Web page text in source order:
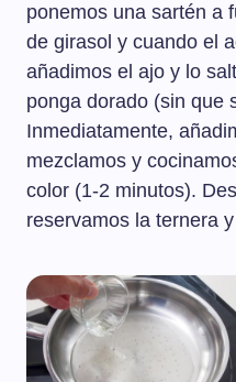
ponemos una sartén a
de girasol y cuando el
añadimos el ajo y lo
ponga dorado (sin que
Inmediatamente,
mezclamos y
color (1-2 minutos).
reservamos la ternera